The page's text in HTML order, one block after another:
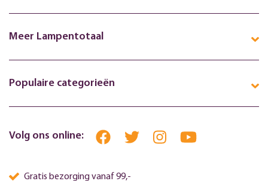
Meer Lampentotaal
Populaire categorieën
Volg ons online:
Gratis bezorging vanaf 99,-